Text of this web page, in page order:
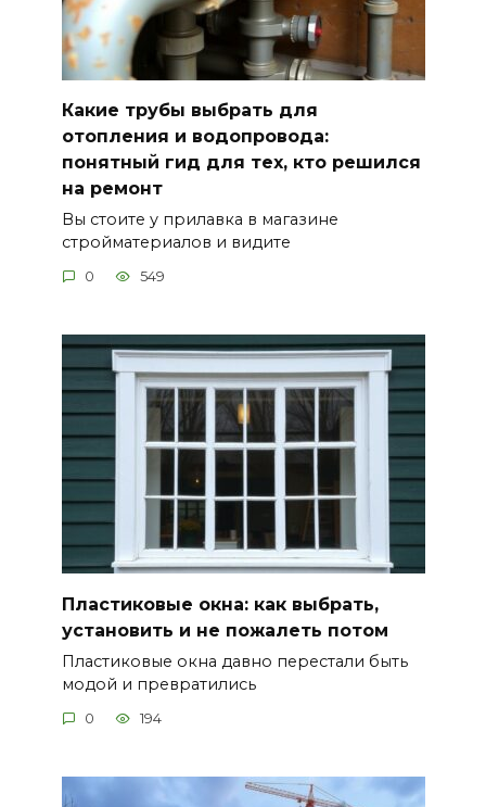
Какие трубы выбрать для
отопления и водопровода:
понятный гид для тех, кто решился
на ремонт
Вы стоите у прилавка в магазине
стройматериалов и видите
0 549
Пластиковые окна: как выбрать,
установить и не пожалеть потом
Пластиковые окна давно перестали быть
модой и превратились
0 194